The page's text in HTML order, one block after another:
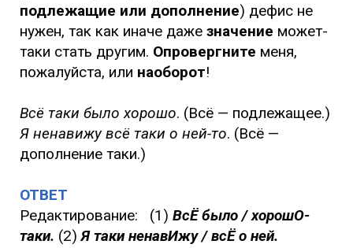
подлежащие или дополнение) дефис не
нужен, так как иначе даже значение может-
таки стать другим. Опровергните меня,
пожалуйста, или наоборот!
Всё таки было хорошо. (Всё — подлежащее.)
Я ненавижу всё таки о ней-то. (Всё —
дополнение таки.)
ОТВЕТ
Редактирование: (1) ВсЁ было / хорошО-
таки. (2)Я таки ненавИжу / всЁ о ней.